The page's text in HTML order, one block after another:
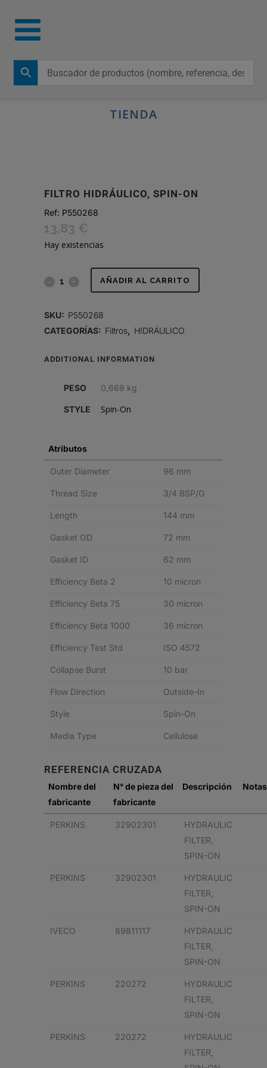
TIENDA
FILTRO HIDRÁULICO, SPIN-ON
Ref: P550268
13,83 €
Hay existencias
FILTRO AÑADIR AL CARRITO
SKU: P550268
CATEGORÍAS: Filtros HIDRÁULICO
ADDITIONAL INFORMATION
PESO 0,669 kg
STYLE Spin-On
Atributos
Outer Diameter 96 mm
Thread Size 3/4 BSP/G
Length 144 mm
Gasket OD 72 mm
Gasket ID 62 mm
Efficiency Beta 2 10 micron
Efficiency Beta 75 30 micron
Efficiency Beta 1000 36 micron
Efficiency Test Std ISO 4572
Collapse Burst 10 bar
Flow Direction Outside-In
Style Spin-On
Media Type Cellulose
REFERENCIA CRUZADA
Nombre del
fabricante
N° de pieza del
fabricante
Descripción Notas
PERKINS 32902301
HYDRAULIC
FILTER,
SPIN-ON
PERKINS 32902301
HYDRAULIC
FILTER,
SPIN-ON
IVECO 89811117
HYDRAULIC
FILTER,
SPIN-ON
PERKINS 220272
HYDRAULIC
FILTER,
SPIN-ON
PERKINS 220272
HYDRAULIC
FILTER,